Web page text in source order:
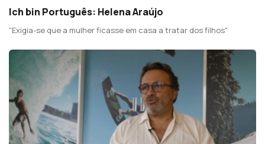
Ich bin Português: Helena Araújo
"Exigia-se que a mulher ficasse em casa a tratar dos filhos"